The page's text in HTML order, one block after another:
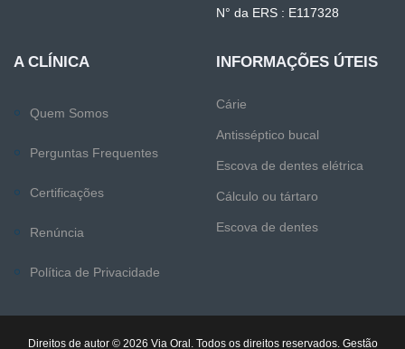
N° da ERS : E117328
A CLÍNICA
Quem Somos
Perguntas Frequentes
Certificações
Renúncia
Política de Privacidade
INFORMAÇÕES ÚTEIS
Cárie
Antisséptico bucal
Escova de dentes elétrica
Cálculo ou tártaro
Escova de dentes
Direitos de autor © 2026 Via Oral. Todos os direitos reservados. Gestão